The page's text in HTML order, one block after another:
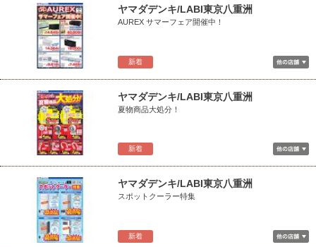
新着
ヤマダデンキ/LABI東京八重洲
AUREX サマーフェア開催中！
新着
ヤマダデンキ/LABI東京八重洲
夏物商品大処分！
新着
ヤマダデンキ/LABI東京八重洲
スポットクーラー特集